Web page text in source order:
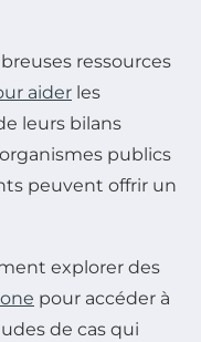
ressources
aider les
leurs bilans
publics
peuvent offrir un
explorer des
pour accéder à
de cas qui